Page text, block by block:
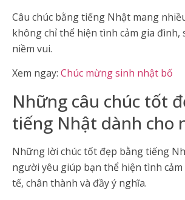
Câu chúc bằng tiếng Nhật mang
không chỉ thể hiện tình cảm gia đình,
niềm vui.
Xem ngay: Chúc mừng sinh nhật bố
Những câu chúc tốt
tiếng Nhật dành cho
Những lời chúc tốt đẹp bằng tiếng
người yêu giúp bạn thể hiện tình
tế, chân thành và đầy ý nghĩa.